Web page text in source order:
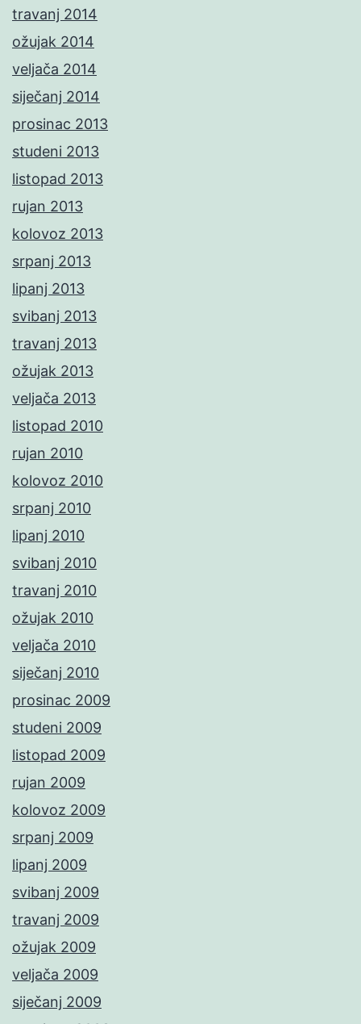
travanj 2014
ožujak 2014
veljača 2014
siječanj 2014
prosinac 2013
studeni 2013
listopad 2013
rujan 2013
kolovoz 2013
srpanj 2013
lipanj 2013
svibanj 2013
travanj 2013
ožujak 2013
veljača 2013
listopad 2010
rujan 2010
kolovoz 2010
srpanj 2010
lipanj 2010
svibanj 2010
travanj 2010
ožujak 2010
veljača 2010
siječanj 2010
prosinac 2009
studeni 2009
listopad 2009
rujan 2009
kolovoz 2009
srpanj 2009
lipanj 2009
svibanj 2009
travanj 2009
ožujak 2009
veljača 2009
siječanj 2009